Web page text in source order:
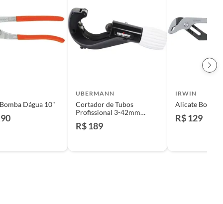
Dágua 10"
UBERMANN
Cortador de Tubos
Profissional 3-42mm
R$ 189
IRWIN
Alicate Bomba
R$ 129